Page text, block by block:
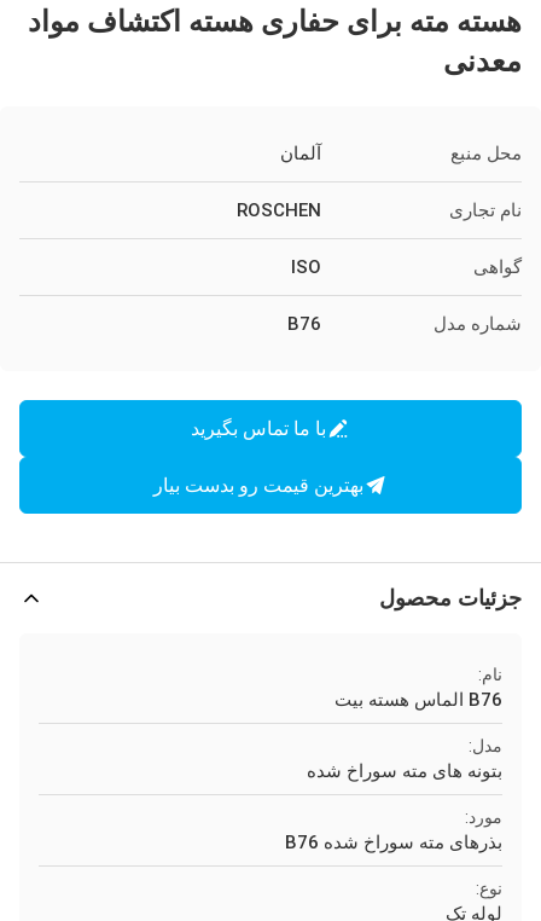
هسته مته برای حفاری هسته اکتشاف مواد
معدنی
محل منبع آلمان
نام تجاری ROSCHEN
گواهی ISO
شماره مدل B76
با ما تماس بگیرید
بهترین قیمت رو بدست بیار
جزئیات محصول
نام:
B76 الماس هسته بیت
مدل:
بتونه های مته سوراخ شده
مورد:
بذرهای مته سوراخ شده B76
نوع:
لوله تک